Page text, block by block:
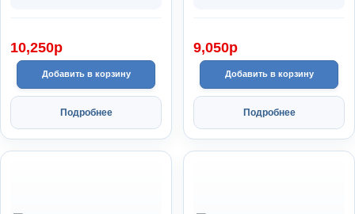
10,250p
Добавить в корзину
Подробнее
9,050p
Добавить в корзину
Подробнее